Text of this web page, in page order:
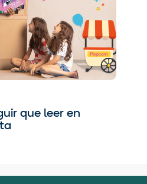
que leer en